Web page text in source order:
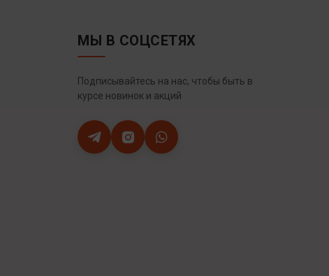
МЫ В СОЦСЕТЯХ
Подписывайтесь на нас, чтобы быть в
курсе новинок и акций